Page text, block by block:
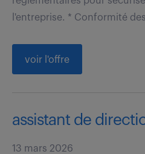
l'entreprise. * Conformité
voir l'offre
assistant de
13 mars 2026